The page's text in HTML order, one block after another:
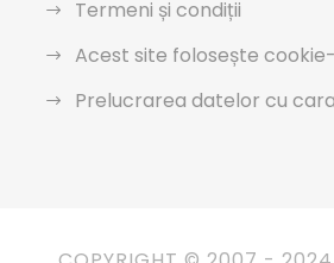
Termeni și condiții
Acest site folosește
Prelucrarea datelor cu